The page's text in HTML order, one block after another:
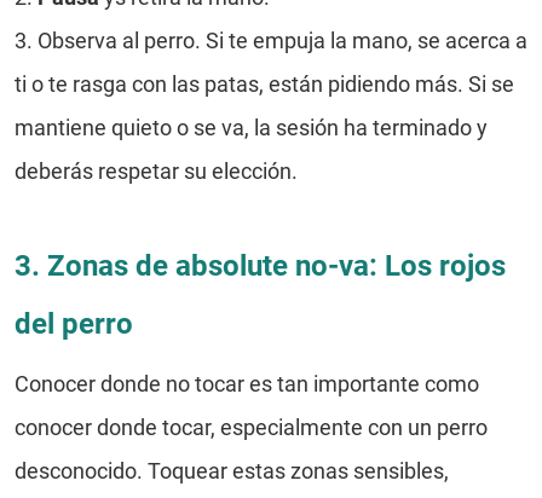
3. Observa al perro. Si te empuja la mano, se acerca a
ti o te rasga con las patas, están pidiendo más. Si se
mantiene quieto o se va, la sesión ha terminado y
deberás respetar su elección.
3. Zonas de absolute no-va: Los rojos
del perro
Conocer donde no tocar es tan importante como
conocer donde tocar, especialmente con un perro
desconocido. Toquear estas zonas sensibles,